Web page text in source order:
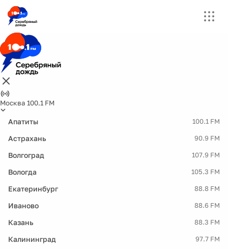
Москва 100.1 FM
Апатиты 100.1 FM
Астрахань 90.9 FM
Волгоград 107.9 FM
Вологда 105.3 FM
Екатеринбург 88.8 FM
Иваново 88.6 FM
Казань 88.3 FM
Калининград 97.7 FM